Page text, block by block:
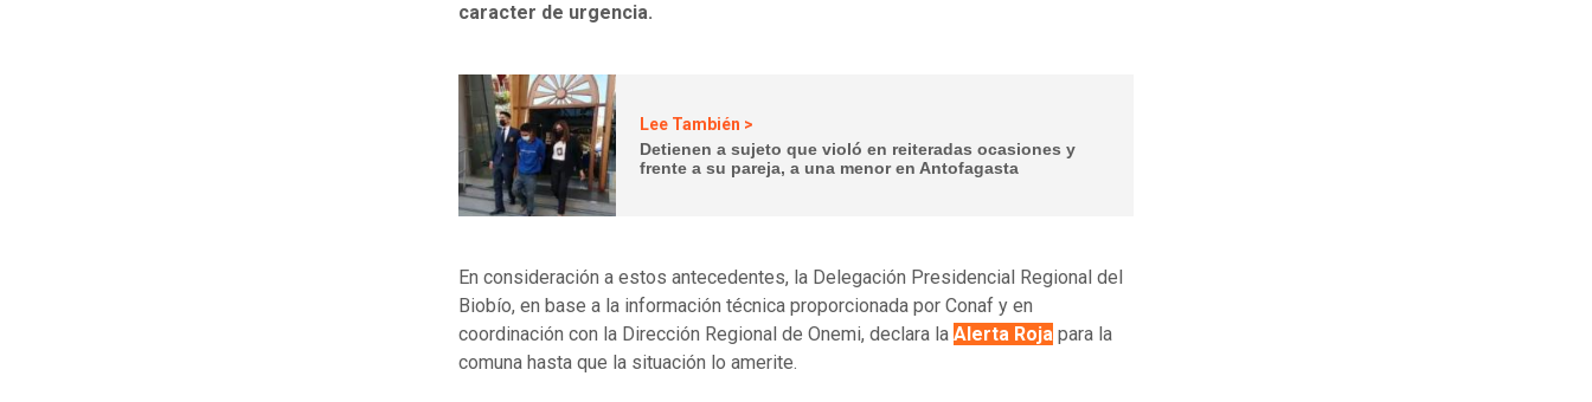
caracter de urgencia.
Lee También >
Detienen a sujeto que violó en reiteradas ocasiones y
frente a su pareja, a una menor en Antofagasta
En consideración a estos antecedentes, la Delegación Presidencial Regional del
Biobío, en base a la información técnica proporcionada por Conaf y en
coordinación con la Dirección Regional de Onemi, declara la Alerta Roja para la
comuna hasta que la situación lo amerite.